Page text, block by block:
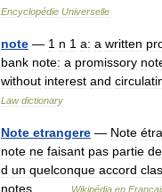
Encyclopédie Universelle
note — 1 n 1 a: a written
bank note: a promissory
without interest and
Law dictionary
Note etrangere — Note
note ne faisant pas partie de
d un quelconque accord
notes
Wikipédia en